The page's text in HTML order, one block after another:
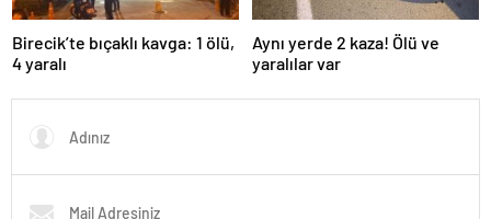
Birecik’te bıçaklı kavga: 1 ölü,
4 yaralı
Aynı yerde 2 kaza! Ölü ve
yaralılar var